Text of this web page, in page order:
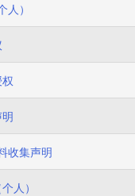
人）
收集声明
人）